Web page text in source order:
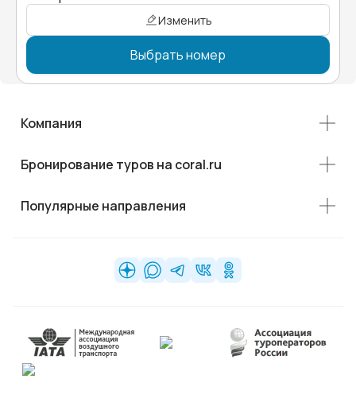
Изменить
Выбрать номер
Компания
Бронирование туров на coral.ru
Популярные направления